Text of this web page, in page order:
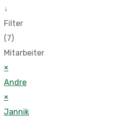
↓
Filter
(7)
Mitarbeiter
×
Andre
×
Jannik